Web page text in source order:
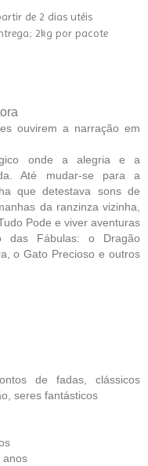
de 2 dias utéis
2kg por pacote
ouvirem a narração em
onde a alegria e a
Até mudar-se para a
que detestava sons de
da ranzinza vizinha,
Pode e viver aventuras
das Fábulas: o Dragão
o Gato Precioso e outros
de fadas, clássicos
seres fantásticos
anos